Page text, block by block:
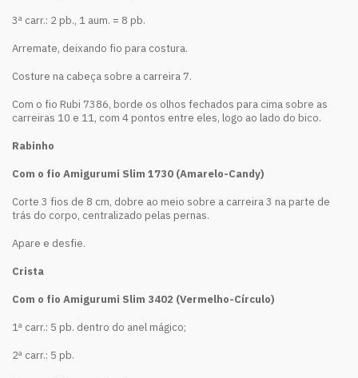
3ª carr.: 2 pb., 1 aum. = 8 pb.
Arremate, deixando fio para costura.
Costure na cabeça sobre a carreira 7.
Com o fio Rubi 7386, borde os olhos fechados para cima sobre as
carreiras 10 e 11, com 4 pontos entre eles, logo ao lado do bico.
Rabinho
Com o fio Amigurumi Slim 1730 (Amarelo-Candy)
Corte 3 fios de 8 cm, dobre ao meio sobre a carreira 3 na parte de
trás do corpo, centralizado pelas pernas.
Apare e desfie.
Crista
Com o fio Amigurumi Slim 3402 (Vermelho-Círculo)
1ª carr.: 5 pb. dentro do anel mágico;
2ª carr.: 5 pb.